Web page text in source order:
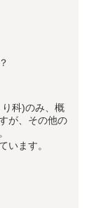
科)のみ、概
が、その他の
います。